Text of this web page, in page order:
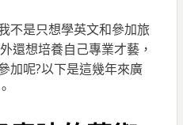
不是只想學英文和參加旅
還想培養自己專業才藝，
加呢?以下是這幾年來廣